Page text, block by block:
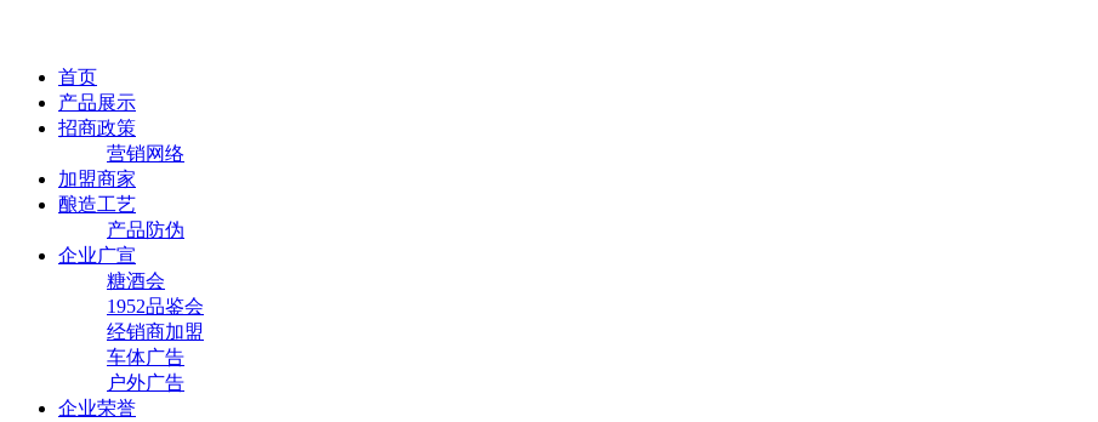
首页
产品展示
招商政策
营销网络
加盟商家
酿造工艺
产品防伪
企业广宣
糖酒会
1952品鉴会
经销商加盟
车体广告
户外广告
企业荣誉